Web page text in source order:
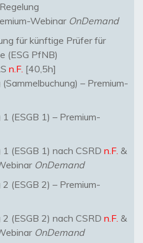
Webinar OnDemand
für künftige Prüfer für
(ESG PfNB)
n.F. [40,5h]
– Premium-
(ESGB 1) – Premium-
(ESGB 1) nach CSRD n.F. &
OnDemand
(ESGB 2) – Premium-
(ESGB 2) nach CSRD n.F. &
OnDemand